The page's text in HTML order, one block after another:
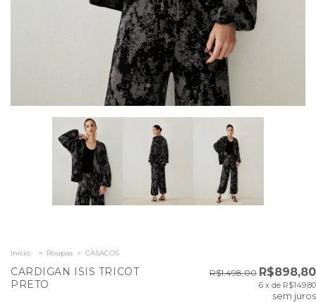
Início > Roupas > CASACOS
CARDIGAN ISIS TRICOT
PRETO
R$1.498,00 R$898,80
6 x de R$149,80
sem juros